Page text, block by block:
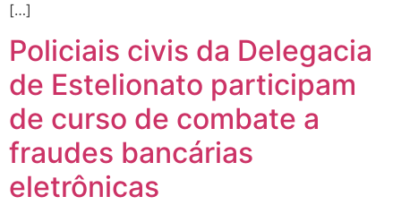
[…]
Policiais civis da Delegacia
de Estelionato participam
de curso de combate a
fraudes bancárias
eletrônicas